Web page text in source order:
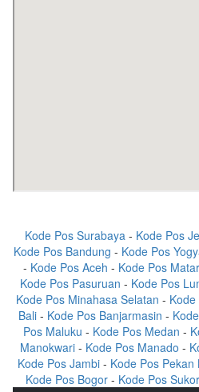
Kode Pos Surabaya - Kode Pos
Kode Pos Bandung - Kode Pos
- Kode Pos Aceh - Kode Pos
Kode Pos Pasuruan - Kode Pos
Kode Pos Minahasa Selatan -
Bali- Kode Pos Banjarmasin -
Pos Maluku - Kode Pos Medan -
Manokwari - Kode Pos Manado -
Kode Pos Jambi- Kode Pos Pekan
Kode Pos Bogor - Kode Pos